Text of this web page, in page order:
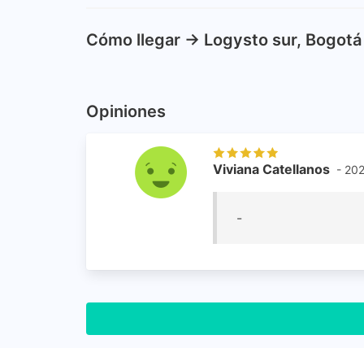
Cómo llegar -> Logysto sur, Bogotá
Opiniones
Viviana Catellanos -
-